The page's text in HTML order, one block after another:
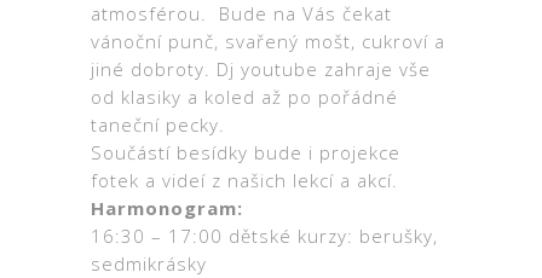
atmosférou. Bude na Vás čekat
vánoční punč, svařený mošt, cukroví a
jiné dobroty. Dj youtube zahraje vše
od klasiky a koled až po pořádné
taneční pecky.
Součástí besídky bude i projekce
fotek a videí z našich lekcí a akcí.
Harmonogram:
16:30 – 17:00 dětské kurzy: berušky,
sedmikrásky